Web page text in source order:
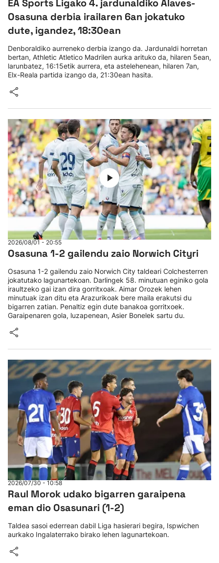
EA Sports Ligako 4. jardunaldiko Alaves-
Osasuna derbia irailaren 6an jokatuko
dute, igandez, 18:30ean
Denboraldiko aurreneko derbia izango da. Jardunaldi horretan
bertan, Athletic Atletico Madrilen aurka arituko da, hilaren 5ean,
larunbatez, 16:15etik aurrera, eta astelehenean, hilaren 7an,
Elx-Reala partida izango da, 21:30ean hasita.
2026/08/01 - 20:55
Osasuna 1-2 gailendu zaio Norwich Cityri
Osasuna 1-2 gailendu zaio Norwich City taldeari Colchesterren
jokatutako lagunartekoan. Darlingek 58. minutuan eginiko gola
iraultzeko gai izan dira gorritxoak. Aimar Orozek lehen
minutuak izan ditu eta Arazurikoak bere maila erakutsi du
bigarren zatian. Penaltiz egin dute banakoa gorritxoek.
Garaipenaren gola, luzapenean, Asier Bonelek sartu du.
2026/07/30 - 10:58
Raul Morok udako bigarren garaipena
eman dio Osasunari (1-2)
Taldea sasoi ederrean dabil Liga hasierari begira, Ispwichen
aurkako Ingalaterrako birako lehen lagunartekoan.